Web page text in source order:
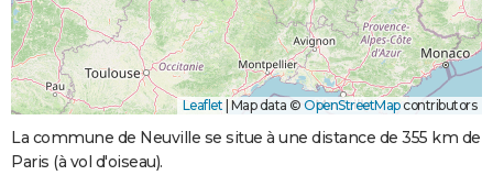
Leaflet Map data © OpenStreetMapcontributors
La commune de Neuville se situe à une distance de 355 km de
Paris (à vol d'oiseau).